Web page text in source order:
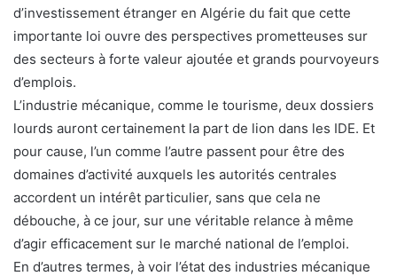
d’investissement étranger en Algérie du fait que cette
importante loi ouvre des perspectives prometteuses sur
des secteurs à forte valeur ajoutée et grands pourvoyeurs
d’emplois.
L’industrie mécanique, comme le tourisme, deux dossiers
lourds auront certainement la part de lion dans les IDE. Et
pour cause, l’un comme l’autre passent pour être des
domaines d’activité auxquels les autorités centrales
accordent un intérêt particulier, sans que cela ne
débouche, à ce jour, sur une véritable relance à même
d’agir efficacement sur le marché national de l’emploi.
En d’autres termes, à voir l’état des industries mécanique